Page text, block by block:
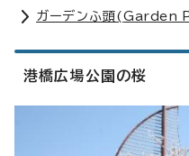
ガーデンふ頭(Garden
港橋広場公園の桜